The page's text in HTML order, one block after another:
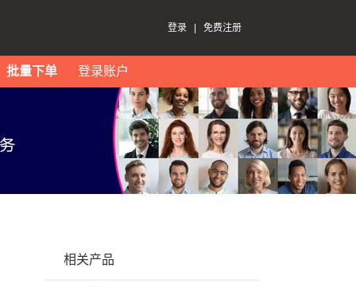
登录 免费注册
批量下单 登录账户
相关产品